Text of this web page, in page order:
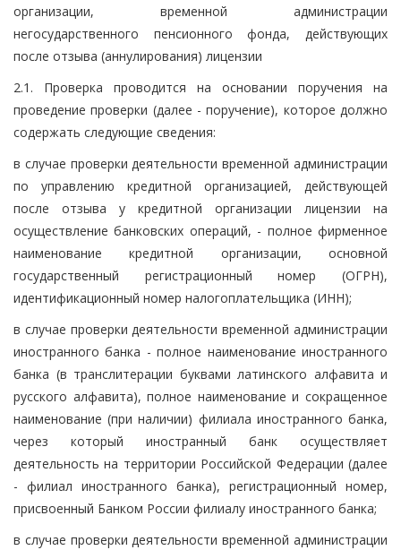
организации, временной администрации
негосударственного пенсионного фонда, действующих
после отзыва (аннулирования) лицензии
2.1. Проверка проводится на основании поручения на
проведение проверки (далее - поручение), которое должно
содержать следующие сведения:
в случае проверки деятельности временной администрации
по управлению кредитной организацией, действующей
после отзыва у кредитной организации лицензии на
осуществление банковских операций, - полное фирменное
наименование кредитной организации, основной
государственный регистрационный номер (ОГРН),
идентификационный номер налогоплательщика (ИНН);
в случае проверки деятельности временной администрации
иностранного банка - полное наименование иностранного
банка (в транслитерации буквами латинского алфавита и
русского алфавита), полное наименование и сокращенное
наименование (при наличии) филиала иностранного банка,
через который иностранный банк осуществляет
деятельность на территории Российской Федерации (далее
- филиал иностранного банка), регистрационный номер,
присвоенный Банком России филиалу иностранного банка;
в случае проверки деятельности временной администрации